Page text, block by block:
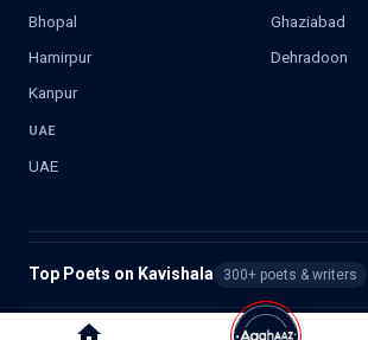
Bhopal
Ghaziabad
Hamirpur
Dehradoon
Kanpur
UAE
UAE
Top Poets on Kavishala 300+ poets & writers